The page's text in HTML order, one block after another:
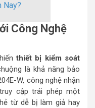
Nay?
Công Nghệ
thiết bị kiểm soát
là khả năng bảo
W, công nghệ nhận
cập trái phép một
từ dễ bị làm giả hay